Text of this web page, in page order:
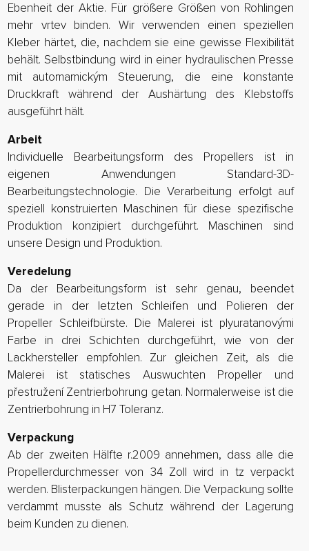
Ebenheit der Aktie. Für größere Größen von Rohlingen
mehr vrtev binden. Wir verwenden einen speziellen
Kleber härtet, die, nachdem sie eine gewisse Flexibilität
behält. Selbstbindung wird in einer hydraulischen Presse
mit automamickým Steuerung, die eine konstante
Druckkraft während der Aushärtung des Klebstoffs
ausgeführt hält.
Arbeit
Individuelle Bearbeitungsform des Propellers ist in
eigenen Anwendungen Standard-3D-
Bearbeitungstechnologie. Die Verarbeitung erfolgt auf
speziell konstruierten Maschinen für diese spezifische
Produktion konzipiert durchgeführt. Maschinen sind
unsere Design und Produktion.
Veredelung
Da der Bearbeitungsform ist sehr genau, beendet
gerade in der letzten Schleifen und Polieren der
Propeller Schleifbürste. Die Malerei ist plyuratanovými
Farbe in drei Schichten durchgeführt, wie von der
Lackhersteller empfohlen. Zur gleichen Zeit, als die
Malerei ist statisches Auswuchten Propeller und
přestružení Zentrierbohrung getan. Normalerweise ist die
Zentrierbohrung in H7 Toleranz.
Verpackung
Ab der zweiten Hälfte r.2009 annehmen, dass alle die
Propellerdurchmesser von 34 Zoll wird in tz verpackt
werden. Blisterpackungen hängen. Die Verpackung sollte
verdammt musste als Schutz während der Lagerung
beim Kunden zu dienen.